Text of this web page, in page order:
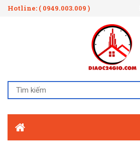
Hotline: ( 0949.003.009 )